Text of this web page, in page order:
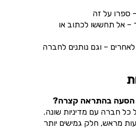
ספרו על זה
– אל תחששו לכתוב או
– וגם נותנים לחברה
בהתראה קצרה?
חברה עם מדיניות שונה.